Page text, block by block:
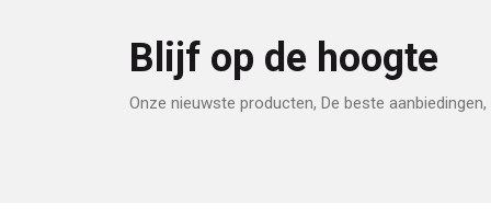
Blijf op de hoogte
Onze nieuwste producten, De beste